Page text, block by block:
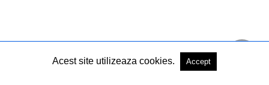
Acest site utilizeaza cookies. Accept